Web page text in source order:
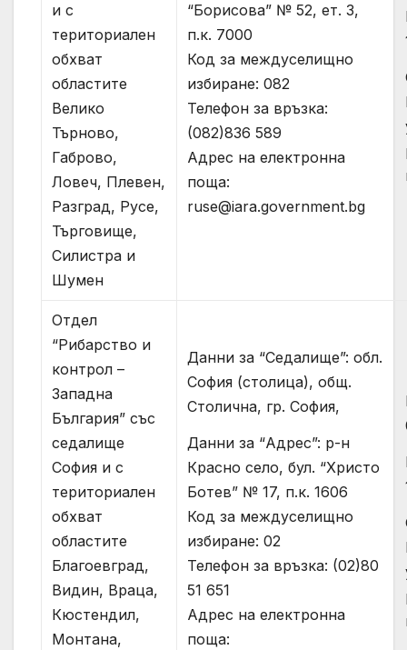
и с
териториален
обхват
областите
Велико
Търново,
Габрово,
Ловеч, Плевен,
Разград, Русе,
Търговище,
Силистра и
Шумен
“Борисова” № 52, ет. 3,
п.к. 7000
Код за междуселищно
избиране: 082
Телефон за връзка:
(082)836 589
Адрес на електронна
поща:
ruse@iara.government.bg
Отдел
“Рибарство и
контрол –
Западна
България” със
седалище
София и с
териториален
обхват
областите
Благоевград,
Видин, Враца,
Кюстендил,
Монтана,
Данни за “Седалище”: обл.
София (столица), общ.
Столична, гр. София,
Данни за “Адрес”: р-н
Красно село, бул. “Христо
Ботев” № 17, п.к. 1606
Код за междуселищно
избиране: 02
Телефон за връзка: (02)80
51 651
Адрес на електронна
поща: